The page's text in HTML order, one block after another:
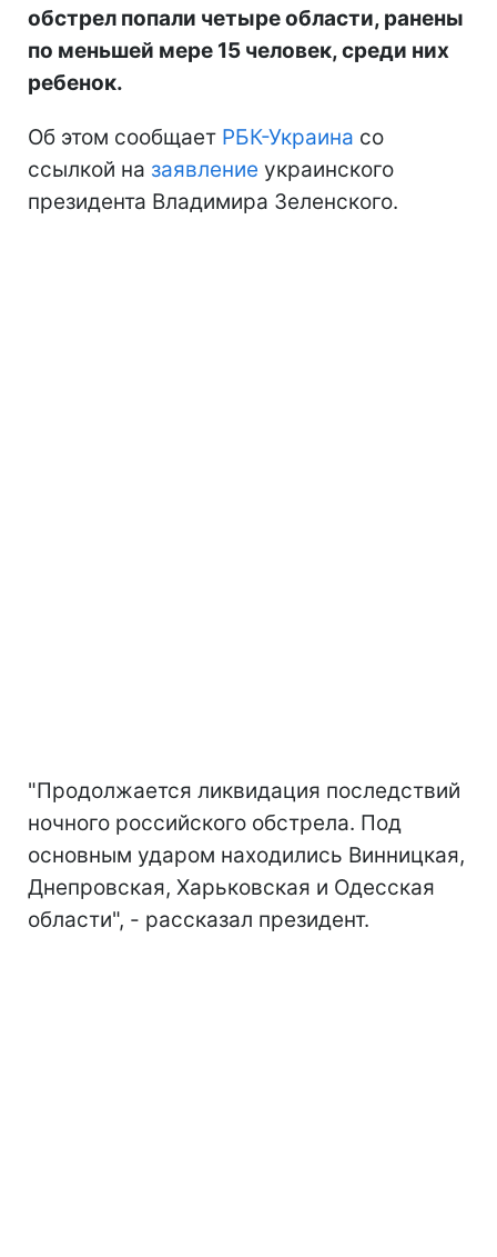
обстрел попали четыре области, ранены
по меньшей мере 15 человек, среди них
ребенок.
Об этом сообщает РБК-Украина со
ссылкой на заявление украинского
президента Владимира Зеленского.
"Продолжается ликвидация последствий
ночного российского обстрела. Под
основным ударом находились Винницкая,
Днепровская, Харьковская и Одесская
области", - рассказал президент.